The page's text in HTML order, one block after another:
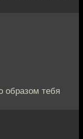
образом тебя